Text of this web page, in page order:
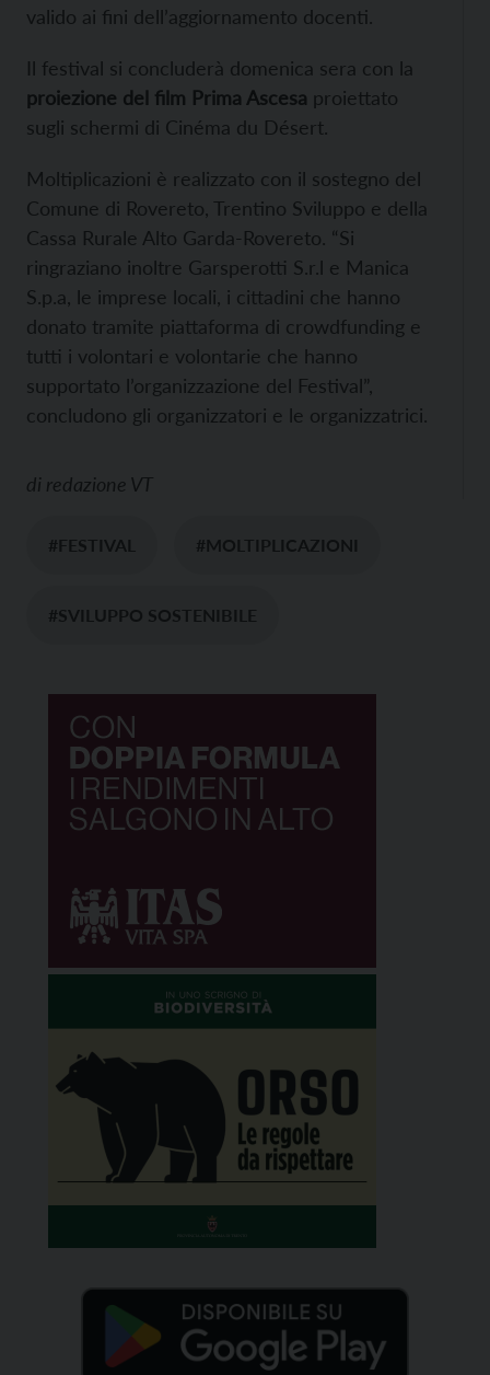
valido ai fini dell’aggiornamento docenti.
Il festival si concluderà domenica sera con la
proiezione del film Prima Ascesa proiettato
sugli schermi di Cinéma du Désert.
Moltiplicazioni è realizzato con il sostegno del
Comune di Rovereto, Trentino Sviluppo e della
Cassa Rurale Alto Garda-Rovereto. “Si
ringraziano inoltre Garsperotti S.r.l e Manica
S.p.a, le imprese locali, i cittadini che hanno
donato tramite piattaforma di crowdfunding e
tutti i volontari e volontarie che hanno
supportato l’organizzazione del Festival”,
concludono gli organizzatori e le organizzatrici.
di redazione VT
#FESTIVAL #MOLTIPLICAZIONI
#SVILUPPO SOSTENIBILE